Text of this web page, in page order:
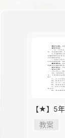
【★】5
教案第8
教案